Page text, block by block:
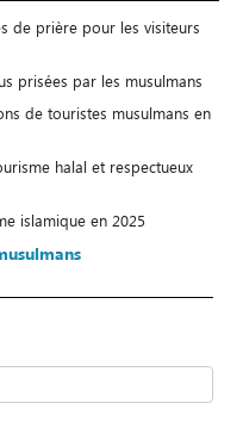
de prière pour les visiteurs
prisées par les musulmans
de touristes musulmans en
halal et respectueux
islamique en 2025